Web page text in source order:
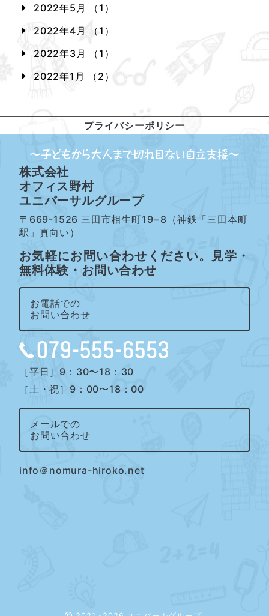
2022年5月 （1）
2022年4月 （1）
2022年3月 （1）
2022年1月 （2）
プライバシーポリシー
株式会社
オフィス野村
ユニバーサルグループ
〒669-1526 三田市相生町19−8（神鉄「三田本町
駅」真向い）
お気軽にお問い合わせください。見学・
無料体験・お問い合わせ
お電話での
お問い合わせ
［平日］9：30〜18：30
［土・祝］9：00〜18：00
メールでの
お問い合わせ
info＠nomura-hiroko.net